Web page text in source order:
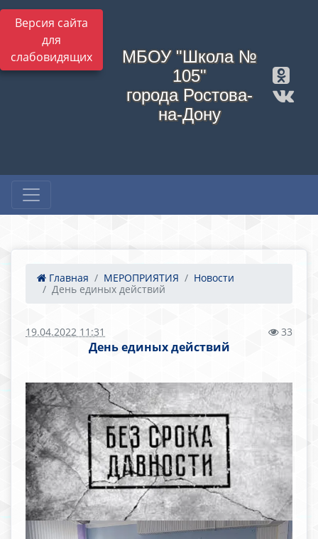
Версия сайта
для
слабовидящих
МБОУ "Школа №
105"
города Ростова-
на-Дону
Главная МЕРОПРИЯТИЯ
Новости
День единых действий
19.04.2022 11:31 33
День единых действий